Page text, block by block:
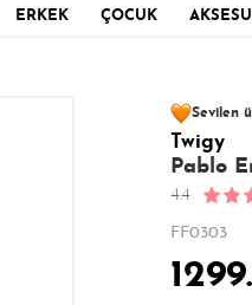
ERKEK ÇOCUK
Sevilen
Son 1
Son 24
Twigy
Pablo
4.4
FF0303